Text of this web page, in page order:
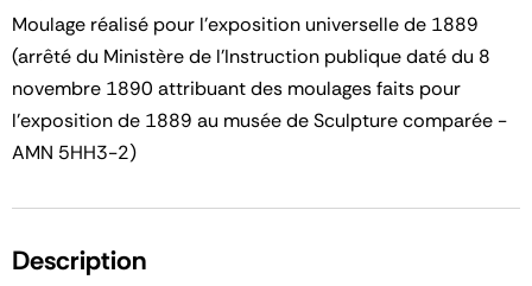
Moulage réalisé pour l'exposition universelle de 1889
(arrêté du Ministère de l'Instruction publique daté du 8
novembre 1890 attribuant des moulages faits pour
l'exposition de 1889 au musée de Sculpture comparée -
AMN 5HH3-2)
Description